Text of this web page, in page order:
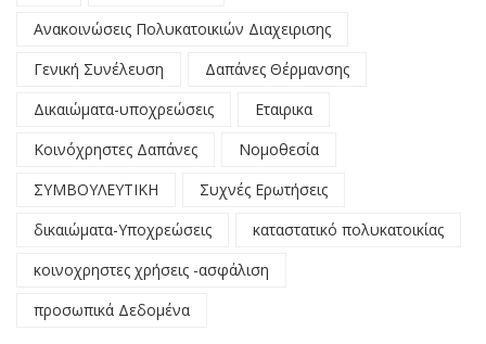
Ανακοινώσεις Πολυκατοικιών Διαχειρισης
Γενική Συνέλευση
Δαπάνες Θέρμανσης
Δικαιώματα-υποχρεώσεις
Εταιρικα
Κοινόχρηστες Δαπάνες
Νομοθεσία
ΣΥΜΒΟΥΛΕΥΤΙΚΗ
Συχνές Ερωτήσεις
δικαιώματα-Υποχρεώσεις
καταστατικό πολυκατοικίας
κοινοχρηστες χρήσεις -ασφάλιση
προσωπικά Δεδομένα